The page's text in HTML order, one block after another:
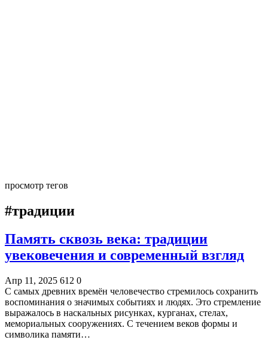
просмотр тегов
#традиции
Память сквозь века: традиции
увековечения и современный взгляд
Апр 11, 2025 612 0
С самых древних времён человечество стремилось сохранить
воспоминания о значимых событиях и людях. Это стремление
выражалось в наскальных рисунках, курганах, стелах,
мемориальных сооружениях. С течением веков формы и
символика памяти…